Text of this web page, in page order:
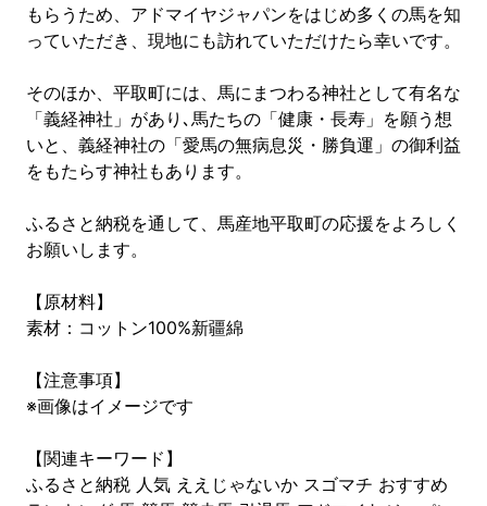
もらうため、アドマイヤジャパンをはじめ多くの馬を知
っていただき、現地にも訪れていただけたら幸いです。
そのほか、平取町には、馬にまつわる神社として有名な
「義経神社」があり､馬たちの「健康・長寿」を願う想
いと、義経神社の「愛馬の無病息災・勝負運」の御利益
をもたらす神社もあります。
ふるさと納税を通して、馬産地平取町の応援をよろしく
お願いします。
【原材料】
素材：コットン100%新疆綿
【注意事項】
※画像はイメージです
【関連キーワード】
ふるさと納税 人気 ええじゃないか スゴマチ おすすめ